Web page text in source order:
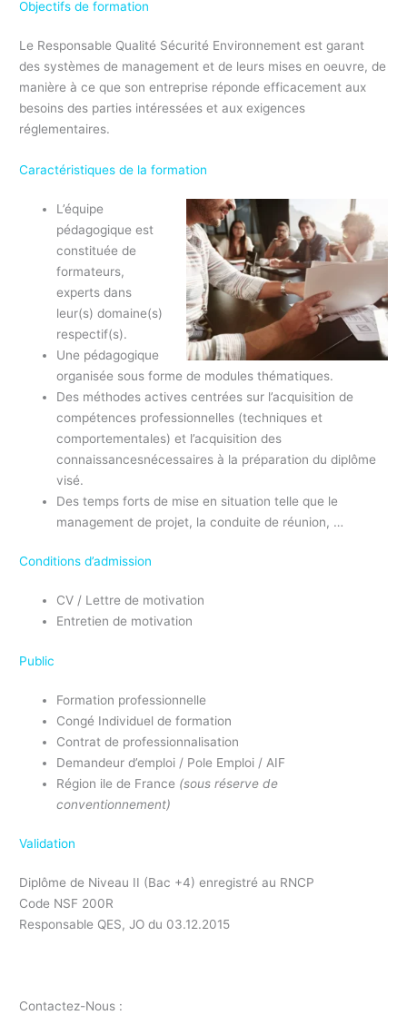
Objectifs de formation
Le Responsable Qualité Sécurité Environnement est garant
des systèmes de management et de leurs mises en oeuvre, de
manière à ce que son entreprise réponde efficacement aux
besoins des parties intéressées et aux exigences
réglementaires.
Caractéristiques de la formation
L’équipe
pédagogique est
constituée de
formateurs,
experts dans
leur(s) domaine(s)
respectif(s).
Une pédagogique
organisée sous forme de modules thématiques.
Des méthodes actives centrées sur l’acquisition de
compétences professionnelles (techniques et
comportementales) et l’acquisition des
connaissancesnécessaires à la préparation du diplôme
visé.
Des temps forts de mise en situation telle que le
management de projet, la conduite de réunion, …
Conditions d’admission
CV / Lettre de motivation
Entretien de motivation
Public
Formation professionnelle
Congé Individuel de formation
Contrat de professionnalisation
Demandeur d’emploi / Pole Emploi / AIF
Région ile de France (sous réserve de
conventionnement)
Validation
Diplôme de Niveau II (Bac +4) enregistré au RNCP
Code NSF 200R
Responsable QES, JO du 03.12.2015
Contactez-Nous :